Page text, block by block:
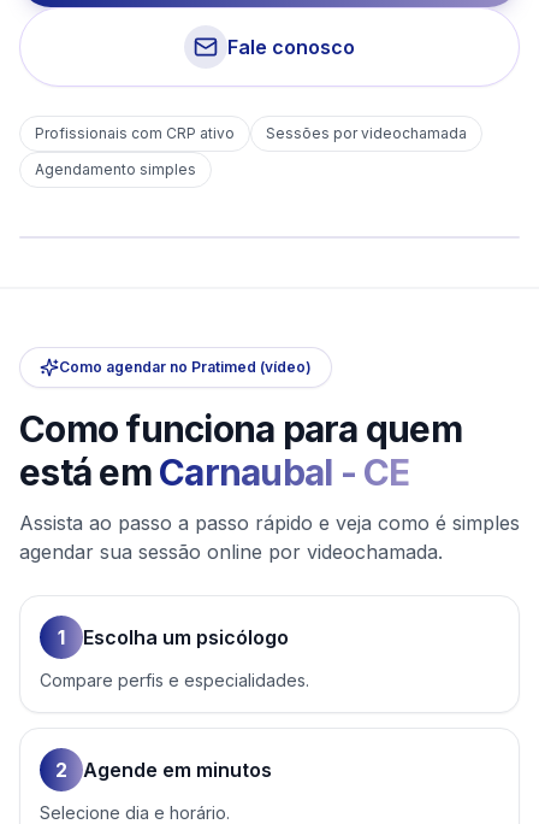
Fale conosco
Profissionais com CRP ativo
Sessões por videochamada
Agendamento simples
Como agendar no Pratimed (vídeo)
Como funciona para quem
está em Carnaubal - CE
Assista ao passo a passo rápido e veja como é simples
agendar sua sessão online por videochamada.
1 Escolha um psicólogo
Compare perfis e especialidades.
2 Agende em minutos
Selecione dia e horário.